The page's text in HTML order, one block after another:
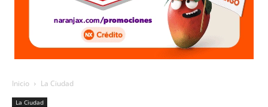
Inicio La Ciudad
La Ciudad